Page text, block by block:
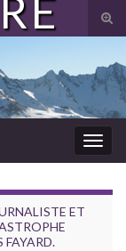
ET
FAYARD.